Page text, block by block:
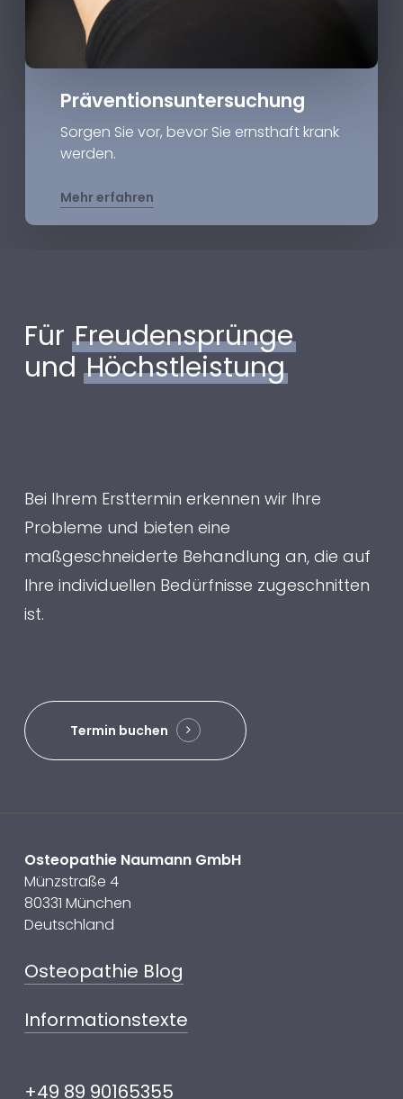
Präventions­untersuchung
Sorgen Sie vor, bevor Sie ernsthaft krank
werden.
Mehr erfahren
Für Freudensprünge
und Höchstleistung
Bei Ihrem Ersttermin erkennen wir Ihre
Probleme und bieten eine
maßgeschneiderte Behandlung an, die auf
Ihre individuellen Bedürfnisse zugeschnitten
ist.
Termin buchen
Osteopathie Naumann GmbH
Münzstraße 4
80331 München
Deutschland
Osteopathie Blog
Informationstexte
+49 89 90165355